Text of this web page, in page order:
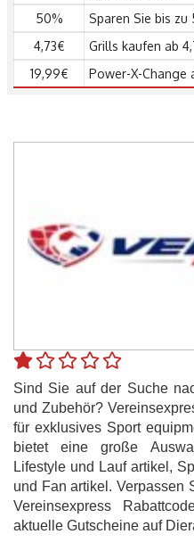
50%
Sparen Sie bis
4,73€
Grills kaufen ab
19,99€
Power-X-Change
Sind Sie auf der Suche
und Zubehör?
für exklusives Sport
bietet eine große
Lifestyle und Lauf artikel,
und Fan artikel. Verpassen
Vereinsexpress
aktuelle Gutscheine auf